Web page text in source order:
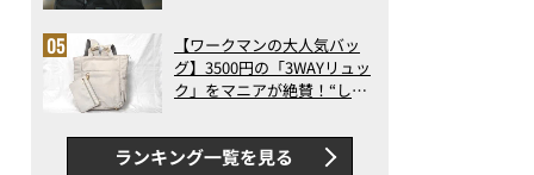
ス【ワークマンの大人気バッ
グ】3500円の「3WAYリュッ
ク」をマニアが絶賛！“しご
判以上に優秀だった
ランキング一覧を見る